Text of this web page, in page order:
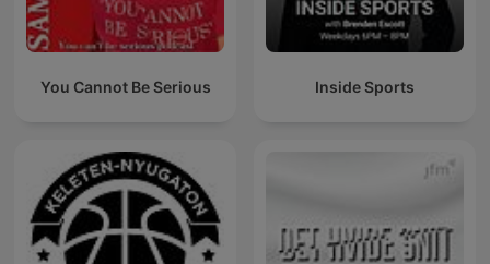
You Cannot Be Serious Inside Sports